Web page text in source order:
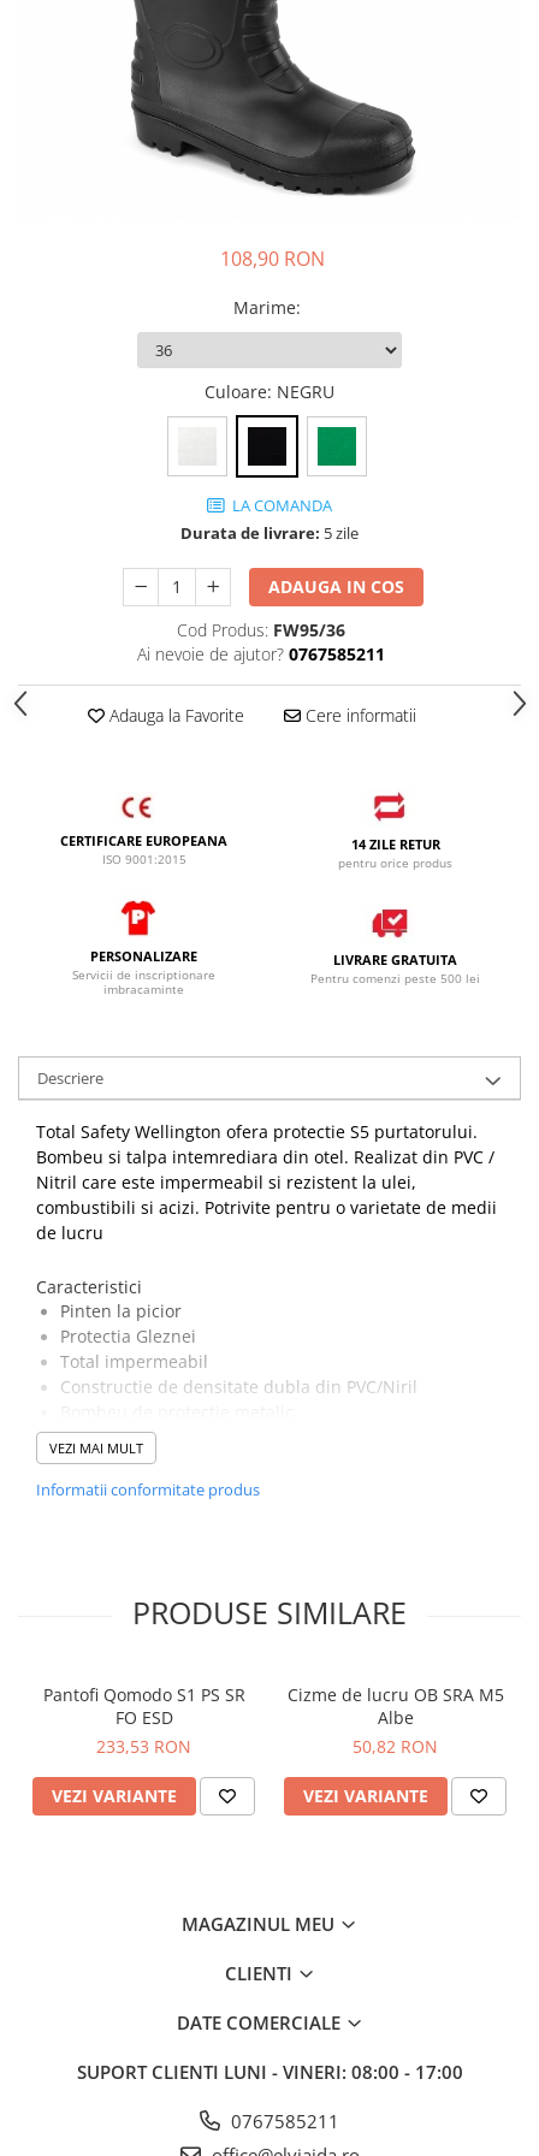
JACHETE DE LUCRU
PANTALONI DE LUCRU
JACHETE VATUITE
INDUSTRIA ALIMENTARA
108,90 RON
Marime:
Culoare: NEGRU
LA COMANDA
Durata de livrare: 5 zile
ADAUGA IN COS
Cod Produs: FW95/36
Ai nevoie de ajutor? 0767585211
Adauga la Favorite Cere informatii
CERTIFICARE EUROPEANA
ISO 9001:2015
14 ZILE RETUR
pentru orice produs
PERSONALIZARE
Servicii de inscriptionare
imbracaminte
LIVRARE GRATUITA
Pentru comenzi peste 500 lei
Descriere
Total Safety Wellington ofera protectie S5 purtatorului.
Bombeu si talpa intemrediara din otel. Realizat din PVC /
Nitril care este impermeabil si rezistent la ulei,
combustibili si acizi. Potrivite pentru o varietate de medii
de lucru
Caracteristici
Pinten la picior
Protectia Gleznei
Total impermeabil
Constructie de densitate dubla din PVC/Niril
Talpa intermediara metalica rezistenta la intepaturi
Incaltaminte antistatica
Zona de sprijin cu absorbtie de energie
Standarde
EN ISO 20345:2022 S5
VEZI MAI MULT
Informatii conformitate produs
PRODUSE SIMILARE
Pantofi Qomodo S1 PS SR
FO ESD
233,53 RON
VEZI VARIANTE
Cizme de lucru OB SRA M5
Albe
50,82 RON
VEZI VARIANTE
MAGAZINUL MEU
CLIENTI
DATE COMERCIALE
SUPORT CLIENTI LUNI - VINERI: 08:00 - 17:00
0767585211